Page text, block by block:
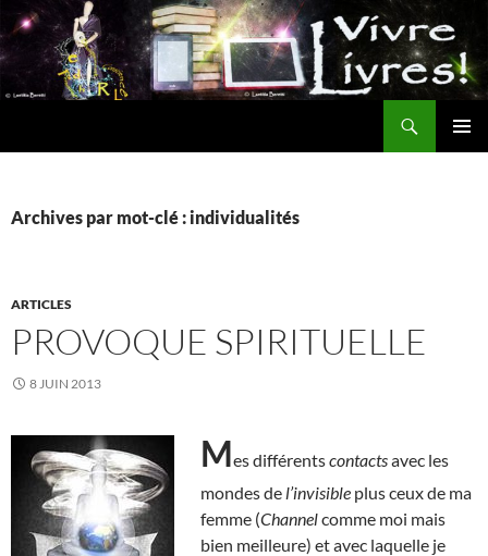
Aller
au
contenu
Archives par mot-clé : individualités
ARTICLES
PROVOQUE SPIRITUELLE
8 JUIN 2013
Mes différentscontactsavec les
mondes de l’invisible plus ceux de ma
femme (Channelcomme moi mais
bien meilleure) et avec laquelle je